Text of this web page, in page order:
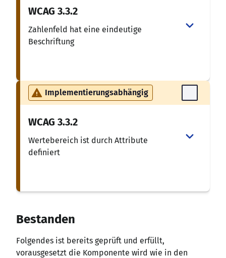
WCAG 3.3.2
Zahlenfeld hat eine eindeutige
Beschriftung
Implementierungsabhängig
WCAG 3.3.2
Wertebereich ist durch Attribute
definiert
Bestanden
Folgendes ist bereits geprüft und erfüllt,
vorausgesetzt die Komponente wird wie in den